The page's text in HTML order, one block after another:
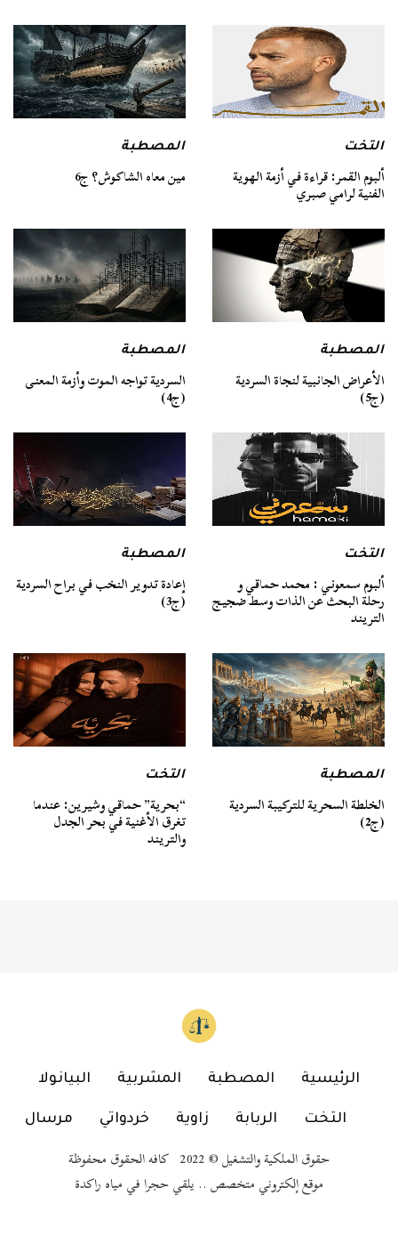
التخت
ألبوم القمر: قراءة في أزمة الهوية
الفنية لرامي صبري
المصطبة
مين معاه الشاكوش؟ ج6
المصطبة
الأعراض الجانبية لنجاة السردية
(ج5)
المصطبة
السردية تواجه الموت وأزمة المعنى
(ج4)
التخت
ألبوم سمعوني : محمد حماقي و
رحلة البحث عن الذات وسط ضجيج
التريند
المصطبة
إعادة تدوير النخب في براح السردية
(ج3)
المصطبة
الخلطة السحرية للتركيبة السردية
(ج2)
التخت
“بحرية” حماقي وشيرين: عندما
تغرق الأغنية في بحر الجدل
والتريند
الرئيسية المصطبة المشربية البيانولا
التخت الربابة زاوية خردواتي مرسال
حقوق الملكية والتشغيل © 2022 كافه الحقوق محفوظة
موقع إلكتروني متخصص .. يلقي حجرا في مياه راكدة